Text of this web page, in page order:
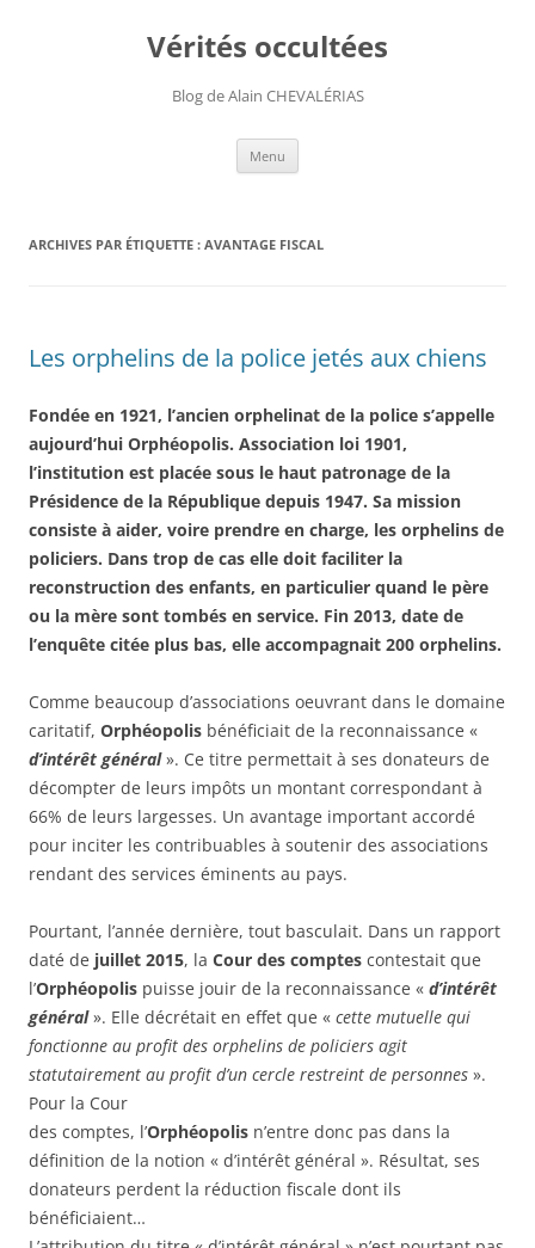
Vérités occultées
Blog de Alain CHEVALÉRIAS
Menu
ARCHIVES PAR ÉTIQUETTE : AVANTAGE FISCAL
Les orphelins de la police jetés aux chiens
Fondée en 1921, l’ancien orphelinat de la police s’appelle
aujourd’hui Orphéopolis. Association loi 1901,
l’institution est placée sous le haut patronage de la
Présidence de la République depuis 1947. Sa mission
consiste à aider, voire prendre en charge, les orphelins de
policiers. Dans trop de cas elle doit faciliter la
reconstruction des enfants, en particulier quand le père
ou la mère sont tombés en service. Fin 2013, date de
l’enquête citée plus bas, elle accompagnait 200 orphelins.
Comme beaucoup d’associations oeuvrant dans le domaine
caritatif, Orphéopolis bénéficiait de la reconnaissance «
d’intérêt général ». Ce titre permettait à ses donateurs de
décompter de leurs impôts un montant correspondant à
66% de leurs largesses. Un avantage important accordé
pour inciter les contribuables à soutenir des associations
rendant des services éminents au pays.
Pourtant, l’année dernière, tout basculait. Dans un rapport
daté de juillet 2015, la Cour des comptes contestait que
l’Orphéopolis puisse jouir de la reconnaissance « d’intérêt
général». Elle décrétait en effet que « cette mutuelle qui
fonctionne au profit des orphelins de policiers agit
statutairement au profit d’un cercle restreint de personnes ».
Pour la Cour
des comptes, l’Orphéopolis n’entre donc pas dans la
définition de la notion « d’intérêt général ». Résultat, ses
donateurs perdent la réduction fiscale dont ils
bénéficiaient…